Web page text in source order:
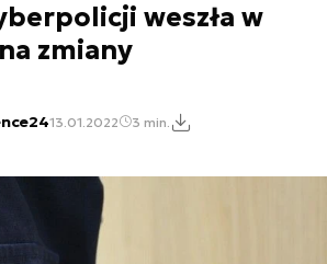
weszła w
zmiany
13.01.2022 3 min.